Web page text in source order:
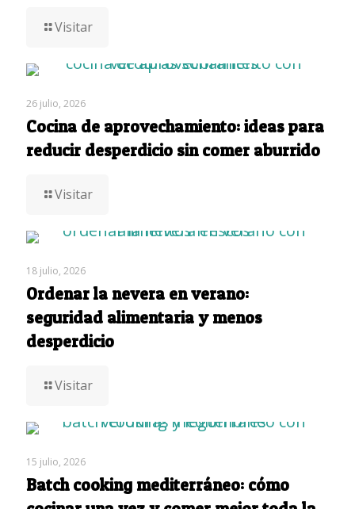
Visitar
26 julio, 2026
Cocina de aprovechamiento: ideas para
reducir desperdicio sin comer aburrido
Visitar
18 julio, 2026
Ordenar la nevera en verano:
seguridad alimentaria y menos
desperdicio
Visitar
15 julio, 2026
Batch cooking mediterráneo: cómo